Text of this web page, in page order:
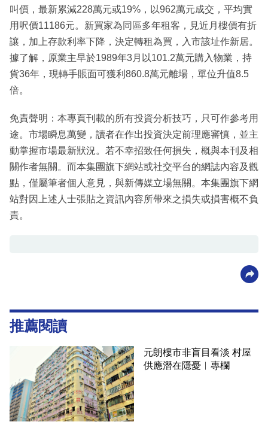
叫價，最新累減228萬元或19%，以962萬元成交，平均實
用呎價11186元。新買家為同區多年租客，見近月樓價有折
讓，加上存款利率下降，決定轉租為買，入市該址作新居。
據了解，原業主早於1989年3月以101.2萬元購入物業，持
貨36年，現轉手賬面可獲利860.8萬元離場，單位升值8.5
倍。
免責聲明：本專頁刊載的所有投資分析技巧，只可作參考用
途。市場瞬息萬變，讀者在作出投資決定前理應審慎，並主
動掌握市場最新狀況。若不幸招致任何損失，概與本刊及相
關作者無關。而本集團旗下網站或社交平台的網誌內容及觀
點，僅屬筆者個人意見，與新傳媒立場無關。本集團旗下網
站對因上述人士張貼之資訊內容所帶來之損失或損害概不負
責。
推薦閱讀
元朗樓市非盲目看淡 村屋
供應潛在隱憂︳專欄